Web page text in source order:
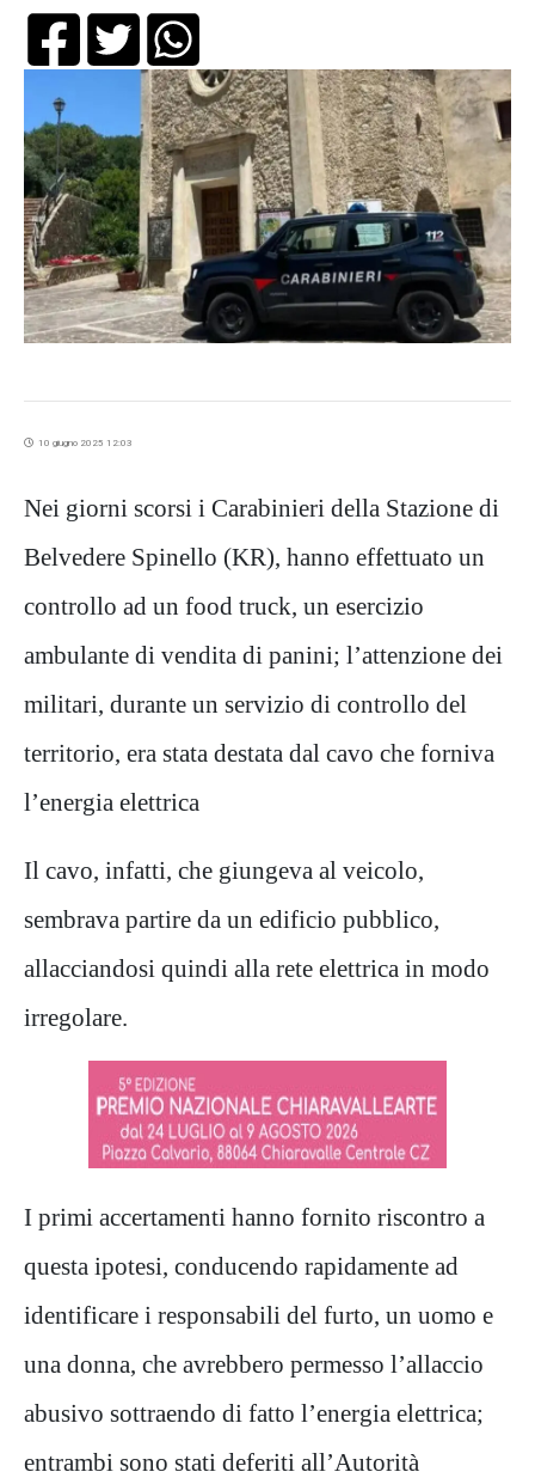
10 giugno 2025 12:03
Nei giorni scorsi i Carabinieri della Stazione di
Belvedere Spinello (KR), hanno effettuato un
controllo ad un food truck, un esercizio
ambulante di vendita di panini; l’attenzione dei
militari, durante un servizio di controllo del
territorio, era stata destata dal cavo che forniva
l’energia elettrica
Il cavo, infatti, che giungeva al veicolo,
sembrava partire da un edificio pubblico,
allacciandosi quindi alla rete elettrica in modo
irregolare.
I primi accertamenti hanno fornito riscontro a
questa ipotesi, conducendo rapidamente ad
identificare i responsabili del furto, un uomo e
una donna, che avrebbero permesso l’allaccio
abusivo sottraendo di fatto l’energia elettrica;
entrambi sono stati deferiti all’Autorità